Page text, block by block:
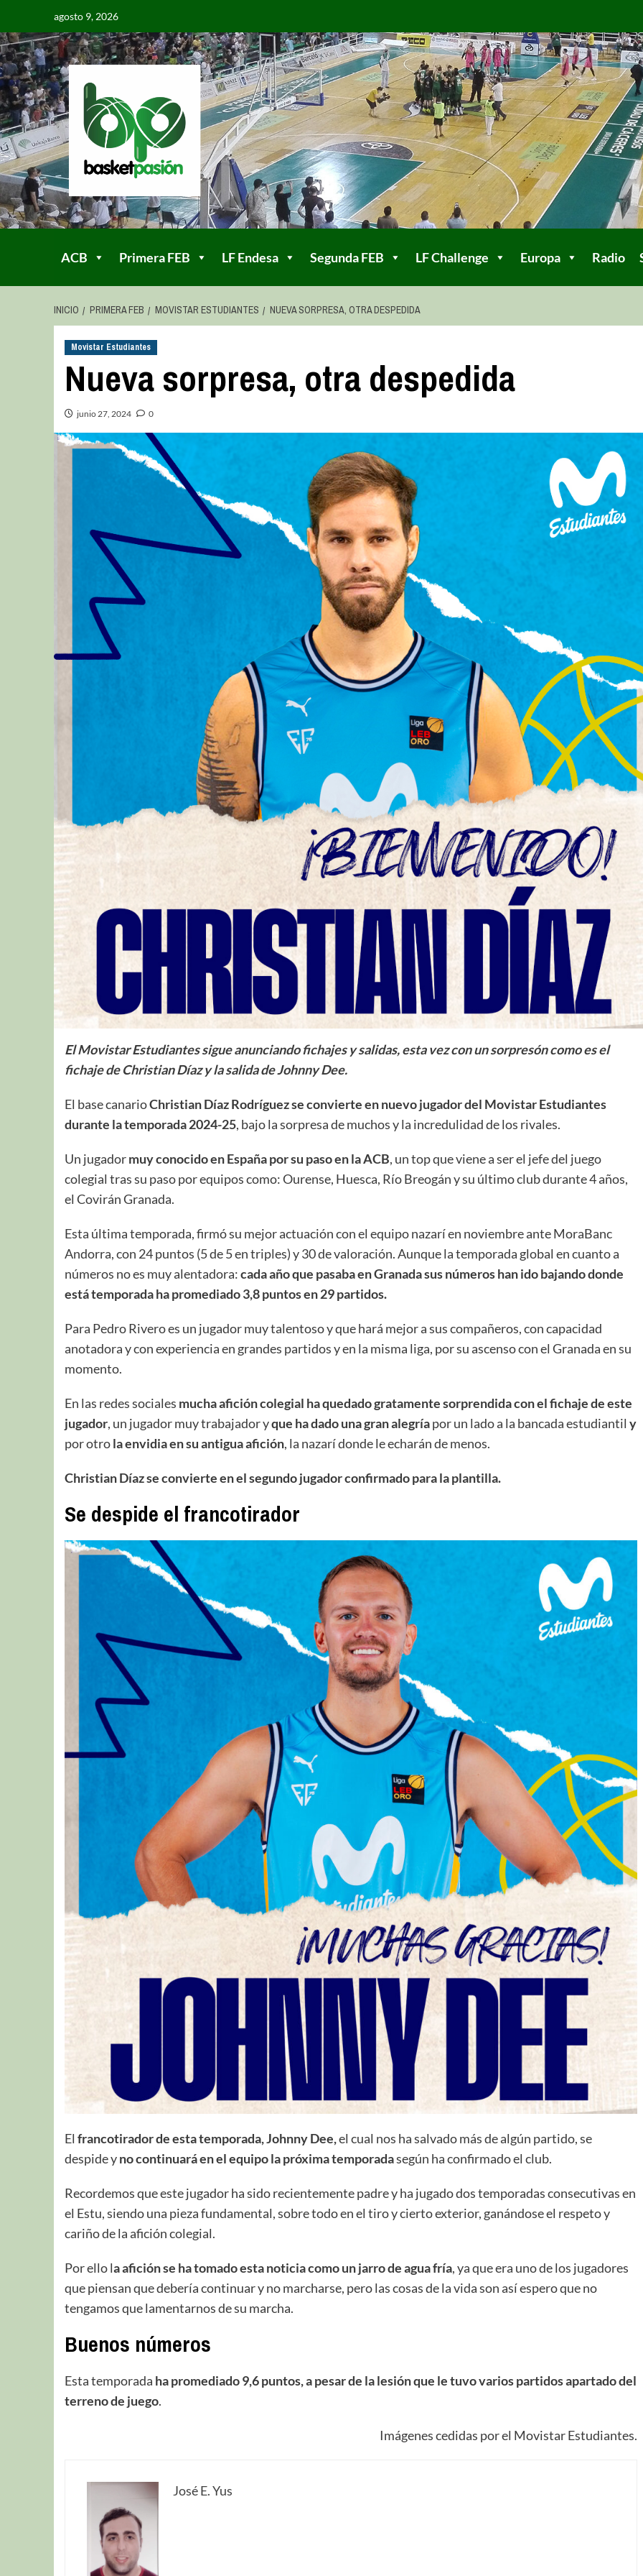
agosto 9, 2026
ACB Primera FEB LF Endesa Segunda FEB LF Challenge Europa Radio
INICIO PRIMERA FEB MOVISTAR ESTUDIANTES NUEVA SORPRESA, OTRA DESPEDIDA
Movistar Estudiantes
Nueva sorpresa, otra despedida
junio 27, 2024 0
El Movistar Estudiantes sigue anunciando fichajes y salidas, esta vez con un sorpresón como es el
fichaje de Christian Díaz y la salida de Johnny Dee.
El base canarioChristian Díaz Rodríguezse convierte en nuevo jugador del Movistar Estudiantes
durante la temporada 2024-25, bajo la sorpresa de muchos y la incredulidad de los rivales.
Un jugadormuy conocido en España por su paso en la ACB, un top que viene a ser el jefe del juego
colegial tras su paso por equipos como: Ourense, Huesca, Río Breogán y su último club durante 4 años,
el Covirán Granada.
Esta última temporada, firmó su mejor actuación con el equipo nazarí en noviembre ante MoraBanc
Andorra, con 24 puntos (5 de 5 en triples) y 30 de valoración. Aunque la temporada global en cuanto a
números no es muy alentadora:cada año que pasaba en Granada sus números han ido bajando donde
está temporada ha promediado 3,8 puntos en 29 partidos.
Para Pedro Rivero es un jugador muy talentoso y que hará mejor a sus compañeros, con capacidad
anotadora y con experiencia en grandes partidos y en la misma liga, por su ascenso con el Granada en su
momento.
En las redes sociales mucha afición colegial ha quedado gratamente sorprendida con el fichaje de este
jugador, un jugador muy trabajador yque ha dado una gran alegríapor un lado a la bancada estudiantil y
por otrola envidia en su antigua afición, la nazarí donde le echarán de menos.
Christian Díaz se convierte en el segundo jugador confirmado para la plantilla.
Se despide el francotirador
El francotirador de esta temporada, Johnny Dee,el cual nos ha salvado más de algún partido, se
despide yno continuará en el equipo la próxima temporadasegún ha confirmado el club.
Recordemos que este jugador ha sido recientemente padre y ha jugado dos temporadas consecutivas en
el Estu, siendo una pieza fundamental, sobre todo en el tiro y cierto exterior, ganándose el respeto y
cariño de la afición colegial.
Por ello la afición se ha tomado esta noticia como un jarro de agua fría, ya que era uno de los jugadores
que piensan que debería continuar y no marcharse, pero las cosas de la vida son así espero que no
tengamos que lamentarnos de su marcha.
Buenos números
Esta temporada ha promediado 9,6 puntos, a pesar de la lesión que le tuvo varios partidos apartado del
terreno de juego.
Imágenes cedidas por el Movistar Estudiantes.
José E. Yus
La entrevista bTactic
La entrevista bTactic
mayo 7, 2026
Nos hacemos mayores. Vamos creciendo. Tanto así
que el próximo 20 de mayo celebramos nuestro
cuarto cumpleaños. Y todo crecimiento conlleva
sus cambios. Cambio que...
Leer más